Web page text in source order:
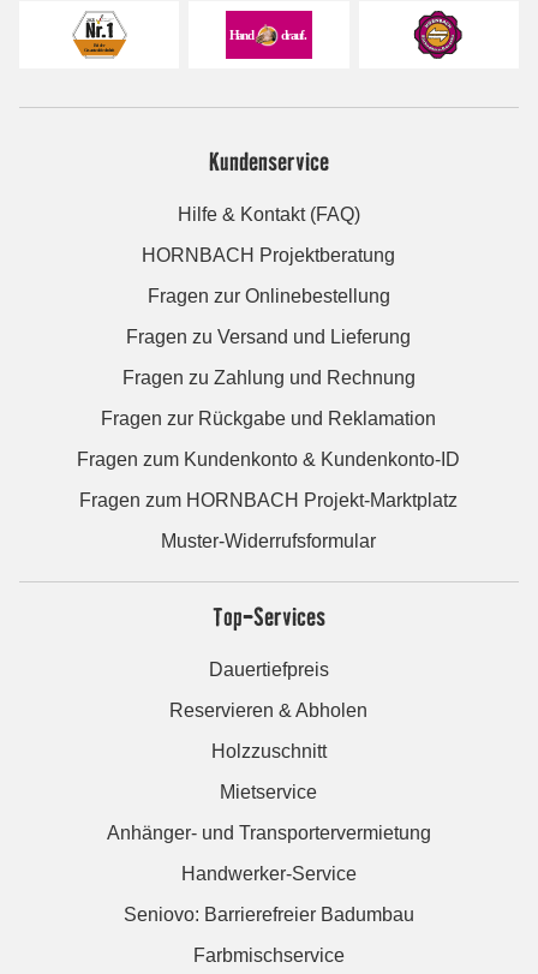
Kundenservice
Hilfe & Kontakt (FAQ)
HORNBACH Projektberatung
Fragen zur Onlinebestellung
Fragen zu Versand und Lieferung
Fragen zu Zahlung und Rechnung
Fragen zur Rückgabe und Reklamation
Fragen zum Kundenkonto & Kundenkonto-ID
Fragen zum HORNBACH Projekt-Marktplatz
Muster-Widerrufsformular
Top-Services
Dauertiefpreis
Reservieren & Abholen
Holzzuschnitt
Mietservice
Anhänger- und Transportervermietung
Handwerker-Service
Seniovo: Barrierefreier Badumbau
Farbmischservice